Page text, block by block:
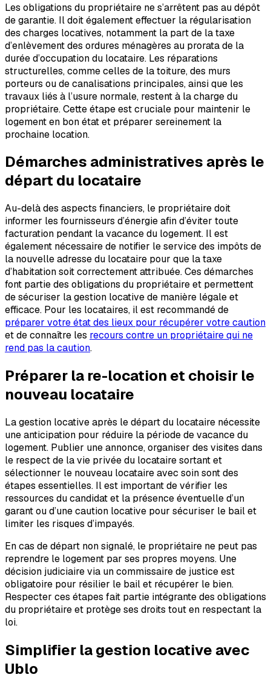
Les obligations du propriétaire ne s’arrêtent pas au dépôt
de garantie. Il doit également effectuer la régularisation
des charges locatives, notamment la part de la taxe
d’enlèvement des ordures ménagères au prorata de la
durée d’occupation du locataire. Les réparations
structurelles, comme celles de la toiture, des murs
porteurs ou de canalisations principales, ainsi que les
travaux liés à l’usure normale, restent à la charge du
propriétaire. Cette étape est cruciale pour maintenir le
logement en bon état et préparer sereinement la
prochaine location.
Démarches administratives après le
départ du locataire
Au-delà des aspects financiers, le propriétaire doit
informer les fournisseurs d’énergie afin d’éviter toute
facturation pendant la vacance du logement. Il est
également nécessaire de notifier le service des impôts de
la nouvelle adresse du locataire pour que la taxe
d’habitation soit correctement attribuée. Ces démarches
font partie des obligations du propriétaire et permettent
de sécuriser la gestion locative de manière légale et
efficace. Pour les locataires, il est recommandé de
préparer votre état des lieux pour récupérer votre caution
et de connaître les recours contre un propriétaire qui ne
rend pas la caution.
Préparer la re-location et choisir le
nouveau locataire
La gestion locative après le départ du locataire nécessite
une anticipation pour réduire la période de vacance du
logement. Publier une annonce, organiser des visites dans
le respect de la vie privée du locataire sortant et
sélectionner le nouveau locataire avec soin sont des
étapes essentielles. Il est important de vérifier les
ressources du candidat et la présence éventuelle d’un
garant ou d’une caution locative pour sécuriser le bail et
limiter les risques d’impayés.
En cas de départ non signalé, le propriétaire ne peut pas
reprendre le logement par ses propres moyens. Une
décision judiciaire via un commissaire de justice est
obligatoire pour résilier le bail et récupérer le bien.
Respecter ces étapes fait partie intégrante des obligations
du propriétaire et protège ses droits tout en respectant la
loi.
Simplifier la gestion locative avec
Ublo